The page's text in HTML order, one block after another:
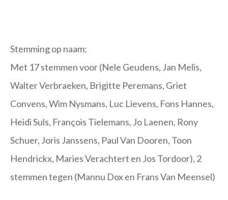
Stemming op naam:
Met 17 stemmen voor (Nele Geudens, Jan Melis,
Walter Verbraeken, Brigitte Peremans, Griet
Convens, Wim Nysmans, Luc Lievens, Fons Hannes,
Heidi Suls, François Tielemans, Jo Laenen, Rony
Schuer, Joris Janssens, Paul Van Dooren, Toon
Hendrickx, Maries Verachtert en Jos Tordoor), 2
stemmen tegen (Mannu Dox en Frans Van Meensel)